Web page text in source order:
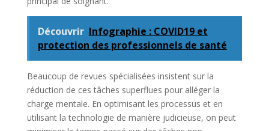
Découvrir Infographie : COVID19 et
protection des professionnels de santé
Beaucoup de revues spécialisées insistent sur la
réduction de ces tâches superflues pour alléger la
charge mentale. En optimisant les processus et en
utilisant la technologie de manière judicieuse, on peut